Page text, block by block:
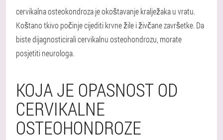
cervikalna osteokondroza je okoštavanje kralježaka u vratu.
Koštano tkivo počinje cijediti krvne žile i živčane završetke. Da
biste dijagnosticirali cervikalnu osteohondrozu, morate
posjetiti neurologa.
KOJA JE OPASNOST OD
CERVIKALNE
OSTEOHONDROZE